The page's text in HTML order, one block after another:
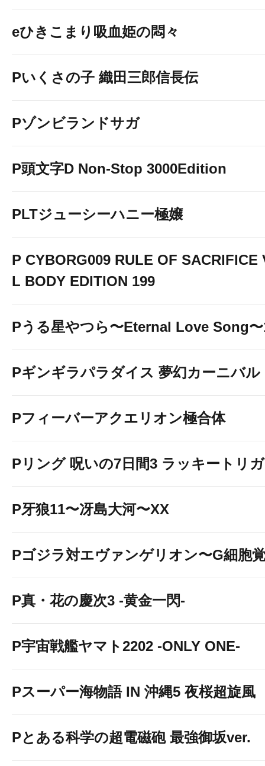
eひきこまり吸血姫の悶々
Pいくさの子 織田三郎信長伝
Pゾンビランドサガ
P頭文字D Non-Stop 3000Edition
PLTジューシーハニー極嬢
P CYBORG009 RULE OF SACRIFICE
L BODY EDITION 199
Pうる星やつら〜Eternal Love Song
Pギンギラパラダイス 夢幻カーニバル
Pフィーバーアクエリオン極合体
Pリング 呪いの7日間3 ラッキートリ
P牙狼11〜冴島大河〜XX
Pゴジラ対エヴァンゲリオン〜G細胞
P真・花の慶次3 -黄金一閃-
P宇宙戦艦ヤマト2202 -ONLY ONE-
Pスーパー海物語 IN 沖縄5 夜桜超旋風
Pとある科学の超電磁砲 最強御坂ver.